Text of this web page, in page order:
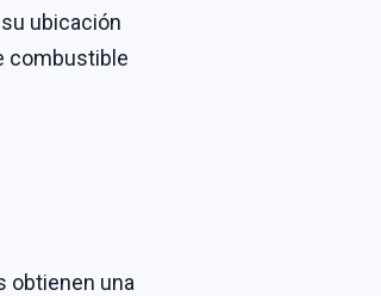
ubicación
combustible
obtienen una